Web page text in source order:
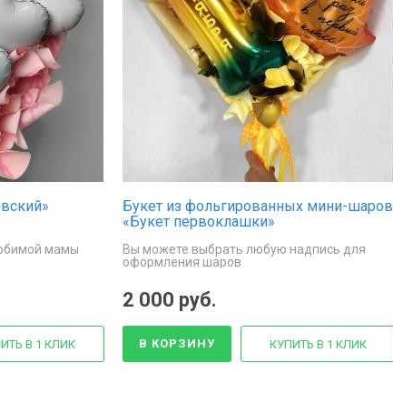
мамы
В 1 КЛИК
Букет из фольгированных мини-шаров
«Букет первоклашки»
Вы можете выбрать любую надпись для
оформления шаров
2 000 руб.
В КОРЗИНУ КУПИТЬ В 1 КЛИК